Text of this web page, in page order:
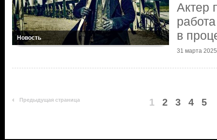
Новость
Актер
в
31 марта 2025
Предыдущая страница 1 2 3 4 5